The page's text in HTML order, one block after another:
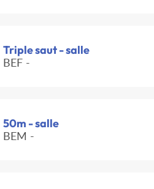
Triple saut - salle
BEF -
50m - salle
BEM -